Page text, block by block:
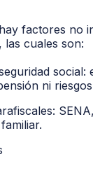
factores no
las cuales son:
social:
ni